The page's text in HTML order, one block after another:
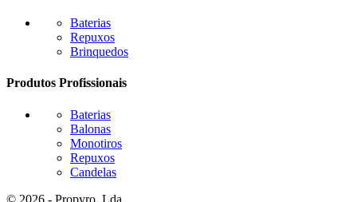
Baterias
Repuxos
Brinquedos
Produtos Profissionais
Baterias
Balonas
Monotiros
Repuxos
Candelas
© 2026 - Propyro, Lda